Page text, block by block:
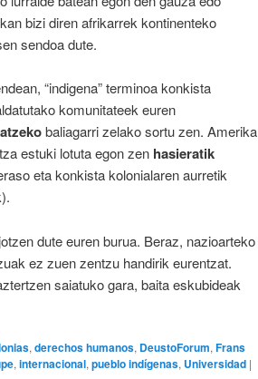
bizi diren afrikarrek kontinenteko
sendoa dute.
“indigena” terminoa konkista
komunitateek euren
baliagarri zelako sortu zen. Amerika
estuki lotuta egon zen hasieratik
eta konkista kolonialaren aurretik
dute euren burua. Beraz, nazioarteko
ez zuen zentzu handirik eurentzat.
saiatuko gara, baita eskubideak
, derechos humanos, DeustoForum, Frans
, internacional, pueblo indígenas, Universidad |